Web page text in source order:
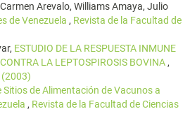
Arevalo, Williams Amaya, Julio
de Venezuela , Revista de la Facultad de
ESTUDIO DE LA RESPUESTA INMUNE
LA LEPTOSPIROSIS BOVINA ,
(2003)
de Alimentación de Vacunos a
, Revista de la Facultad de Ciencias